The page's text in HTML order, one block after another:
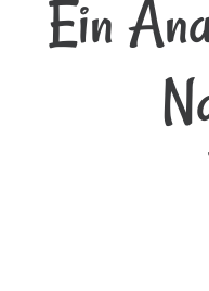
Ein